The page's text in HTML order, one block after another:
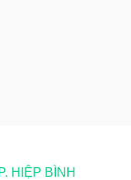
HIỆP BÌNH